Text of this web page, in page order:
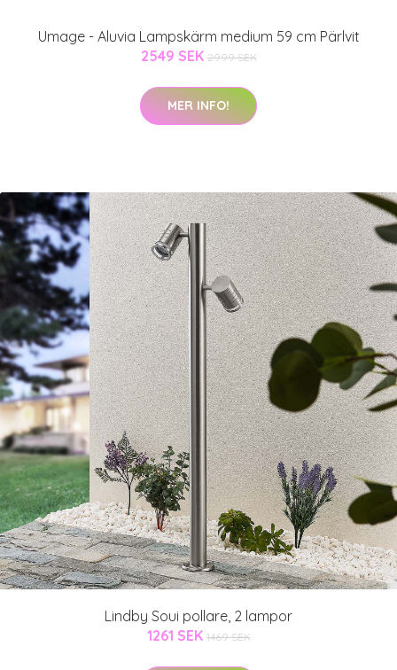
Umage - Aluvia Lampskärm medium 59 cm Pärlvit
2549 SEK 2999 SEK
MER INFO!
Lindby Soui pollare, 2 lampor
1261 SEK 1469 SEK